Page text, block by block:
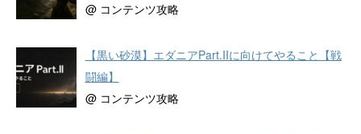
@ コンテンツ攻略
【黒い砂漠】エダニアPart.IIに向けてやること【戦
闘編】
@ コンテンツ攻略